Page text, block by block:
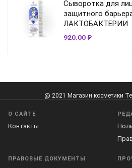
Сыворотка для
защитного
ЛАКТОБАКТЕРИИ
920.00 ₽
@ 2021 Магазин косметики
О САЙТЕ
Контакты
ПРАВОВЫЕ ДОКУМЕНТЫ